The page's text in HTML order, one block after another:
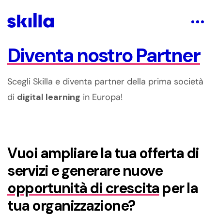
Diventa nostro Partner
Scegli Skilla e diventa partner della prima società
di digital learning in Europa!
Vuoi ampliare la tua offerta di
servizi e generare nuove
opportunità di crescitaper la
tua organizzazione?